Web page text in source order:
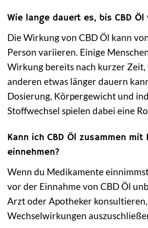
Wie lange dauert es, bis CBD Öl
Die Wirkung von CBD Öl kann
Person variieren. Einige
Wirkung bereits nach kurzer Zeit,
anderen etwas länger dauern
Dosierung, Körpergewicht und
Stoffwechsel spielen dabei eine
Kann ich CBD Öl zusammen mit
einnehmen?
Wenn du Medikamente
vor der Einnahme von CBD Öl
Arzt oder Apotheker
Wechselwirkungen